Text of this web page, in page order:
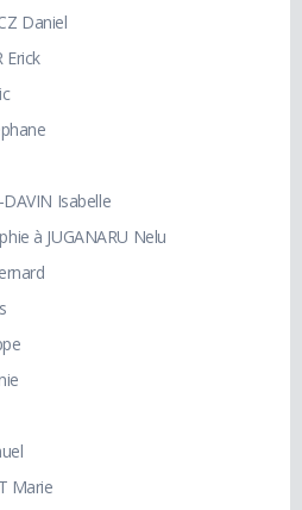
Daniel
Erick
DAVIN Isabelle
à JUGANARU Nelu
Marie